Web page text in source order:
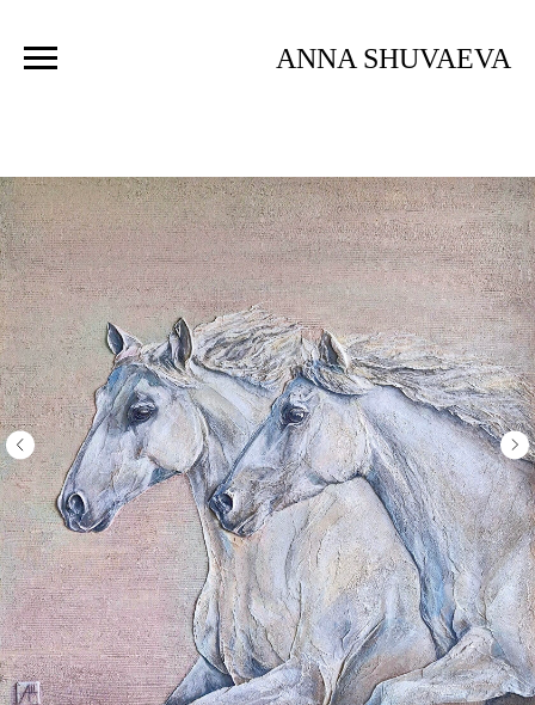
ANNA SHUVAEVA